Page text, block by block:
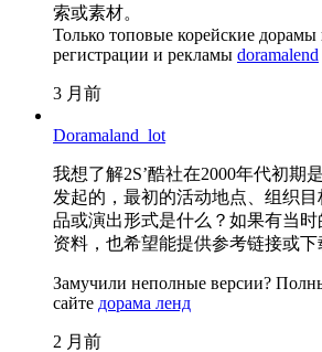
索或素材。
Только топовые корейские дорамы
регистрации и рекламы doramalend
3 月前
Doramaland_lot
我想了解2S’酷社在2000年代初期
发起的，最初的活动地点、组织
品或演出形式是什么？如果有当
资料，也希望能提供参考链接或下
Замучили неполные версии?
сайте дорама ленд
2 月前